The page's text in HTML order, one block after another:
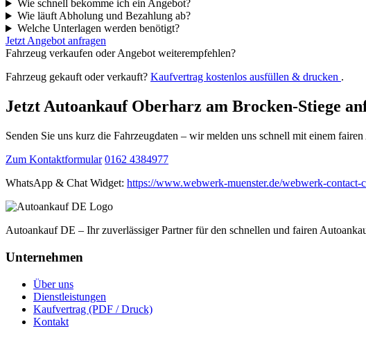
Wie schnell bekomme ich ein Angebot?
Wie läuft Abholung und Bezahlung ab?
Welche Unterlagen werden benötigt?
Jetzt Angebot anfragen
Fahrzeug verkaufen oder Angebot weiterempfehlen?
Fahrzeug gekauft oder verkauft? Kaufvertrag kostenlos ausfüllen & drucken .
Jetzt Autoankauf Oberharz am Brocken-Stiege
Senden Sie uns kurz die Fahrzeugdaten – wir melden uns schnell mit einem
Zum Kontaktformular 0162 4384977
WhatsApp & Chat Widget: https://www.webwerk-muenster.de/webwerk-contact-
Autoankauf DE – Ihr zuverlässiger Partner für den schnellen und fairen
Unternehmen
Über uns
Dienstleistungen
Kaufvertrag (PDF / Druck)
Kontakt